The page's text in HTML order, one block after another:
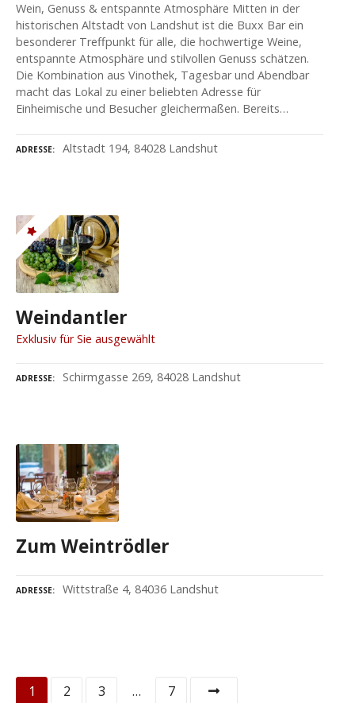
Wein, Genuss & entspannte Atmosphäre Mitten in der
historischen Altstadt von Landshut ist die Buxx Bar ein
besonderer Treffpunkt für alle, die hochwertige Weine,
entspannte Atmosphäre und stilvollen Genuss schätzen.
Die Kombination aus Vinothek, Tagesbar und Abendbar
macht das Lokal zu einer beliebten Adresse für
Einheimische und Besucher gleichermaßen. Bereits…
ADRESSE Altstadt 194, 84028 Landshut
Weindantler
Exklusiv für Sie ausgewählt
ADRESSE Schirmgasse 269, 84028 Landshut
Zum Weintrödler
ADRESSE Wittstraße 4, 84036 Landshut
1 2 3 … 7